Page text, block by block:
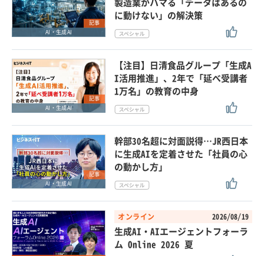
記事
AI・生成AI
に動けない」の解決策
記事
AI・生成AI
【注目】日清食品グループ「生成A
I活用推進」、2年で「延べ受講者
1万名」の教育の中身
記事
AI・生成AI
幹部30名超に対面説得…JR西日本
に生成AIを定着させた「社員の心
の動かし方」
オンライン 2026/08/19
生成AI・AIエージェントフォーラ
ム Online 2026 夏